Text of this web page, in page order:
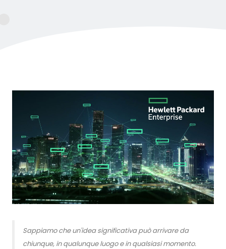
Sappiamo che un'idea significativa può arrivare da
chiunque, in qualunque luogo e in qualsiasi momento.